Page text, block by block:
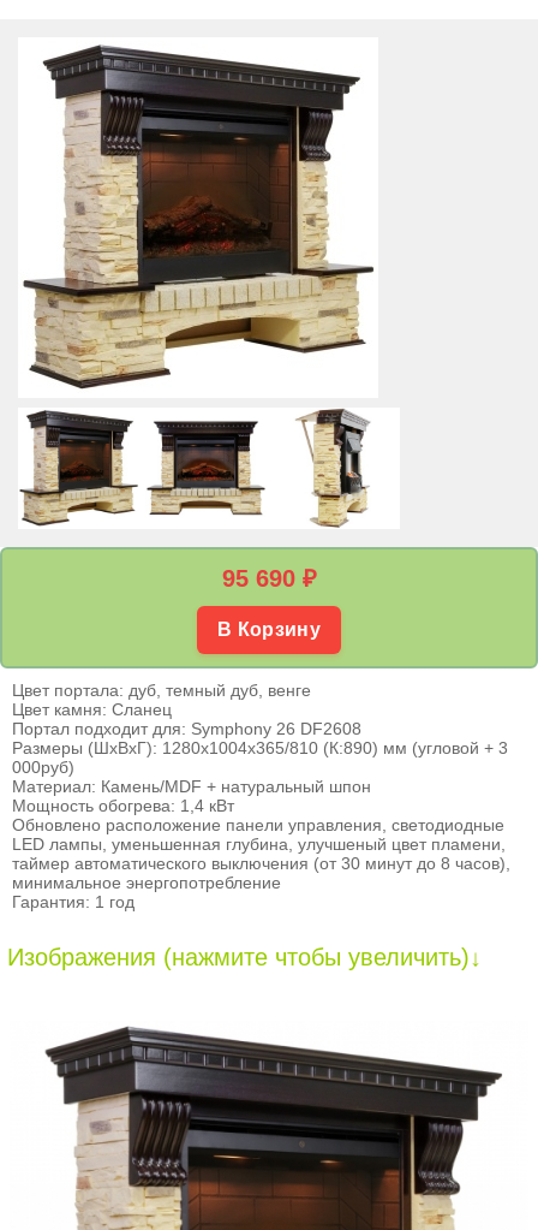
95 690 ₽
В Корзину
Цвет портала: дуб, темный дуб, венге
Цвет камня: Сланец
Портал подходит для: Symphony 26 DF2608
Размеры (ШхВхГ): 1280х1004х365/810 (К:890) мм (угловой + 3
000руб)
Материал: Камень/MDF + натуральный шпон
Мощность обогрева: 1,4 кВт
Обновлено расположение панели управления, светодиодные
LED лампы, уменьшенная глубина, улучшеный цвет пламени,
таймер автоматического выключения (от 30 минут до 8 часов),
минимальное энергопотребление
Гарантия: 1 год
Изображения (нажмите чтобы увеличить)↓